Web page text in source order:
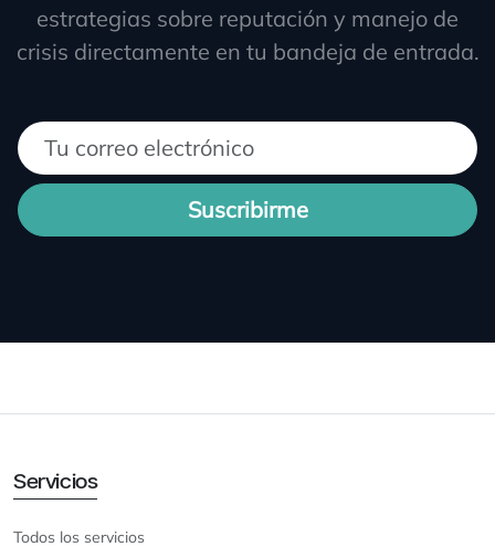
estrategias sobre reputación y manejo de
crisis directamente en tu bandeja de entrada.
Suscribirme
Servicios
Todos los servicios